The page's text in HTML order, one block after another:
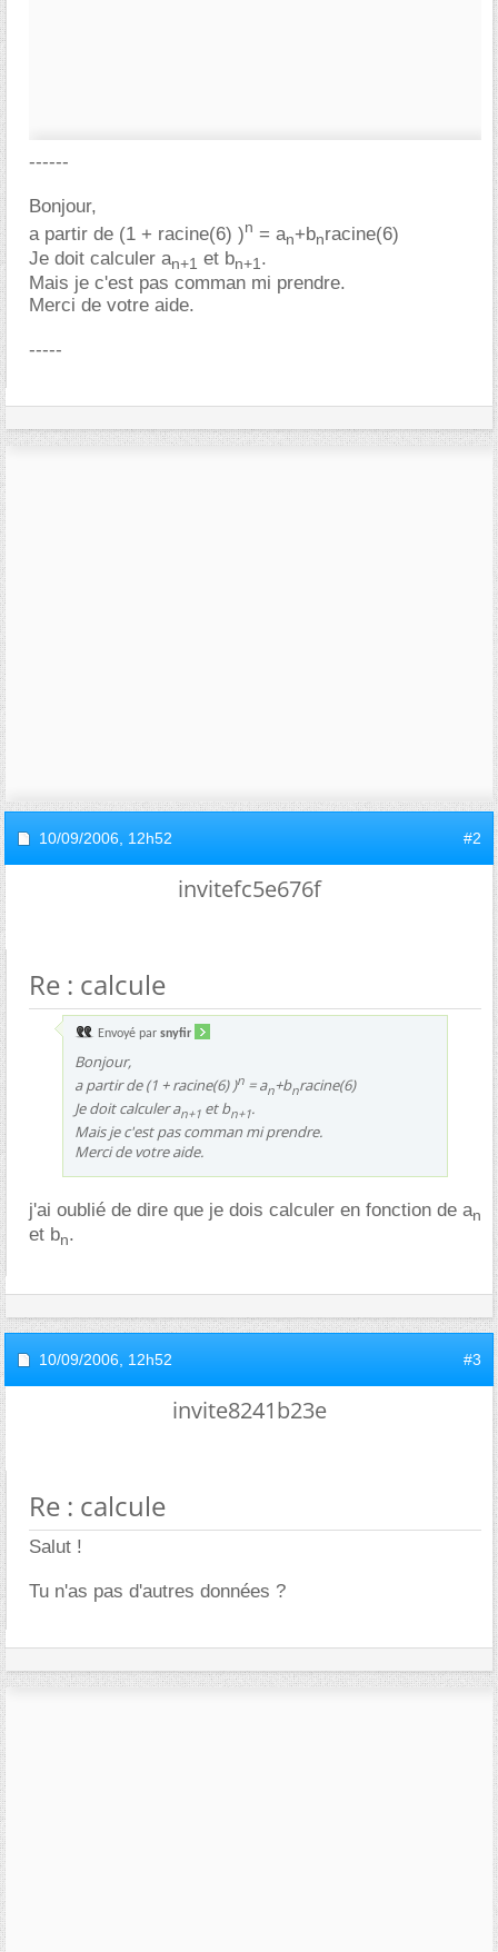
------
Bonjour,
a partir de (1 + racine(6) )n = an+bnracine(6)
Je doit calculer an+1 et bn+1.
Mais je c'est pas comman mi prendre.
Merci de votre aide.
-----
10/09/2006, 12h52 #2
invitefc5e676f
Re : calcule
Envoyé par snyfir
Bonjour,
a partir de (1 + racine(6) )n = an+bnracine(6)
Je doit calculer an+1 et bn+1.
Mais je c'est pas comman mi prendre.
Merci de votre aide.
j'ai oublié de dire que je dois calculer en fonction de an
et bn.
10/09/2006, 12h52 #3
invite8241b23e
Re : calcule
Salut !
Tu n'as pas d'autres données ?